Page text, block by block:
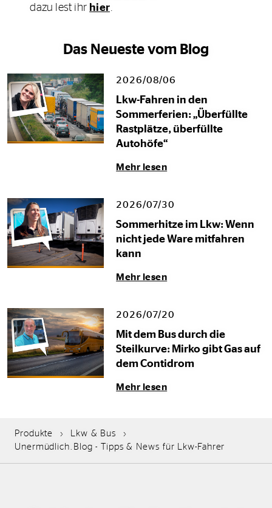
dazu lest ihr hier.
Das Neueste vom Blog
2026/08/06
Lkw-Fahren in den
Sommerferien: „Überfüllte
Rastplätze, überfüllte
Autohöfe“
Mehr lesen
2026/07/30
Sommerhitze im Lkw: Wenn
nicht jede Ware mitfahren
kann
Mehr lesen
2026/07/20
Mit dem Bus durch die
Steilkurve: Mirko gibt Gas auf
dem Contidrom
Mehr lesen
Produkte
Lkw & Bus
Unermüdlich.Blog - Tipps & News für Lkw-Fahrer